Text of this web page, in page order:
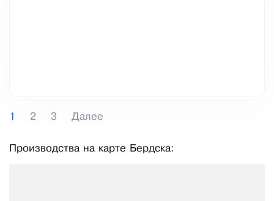
1 2 3 Далее
Производства на карте Бердска: